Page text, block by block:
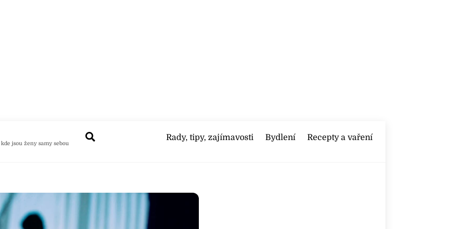
kde jsou ženy samy sebou
Rady, tipy, zajímavosti Bydlení Recepty a vaření